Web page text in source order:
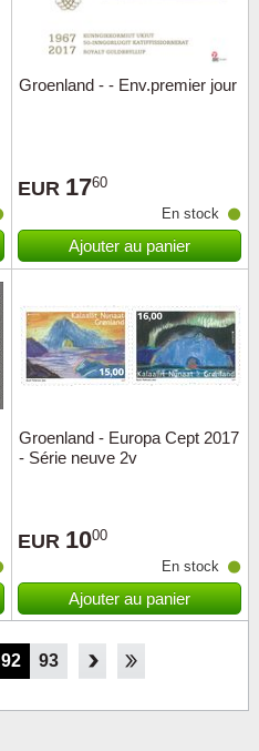
Groenland - - Env.premier jour
EUR 1760
En stock
Ajouter au panier
Groenland - Europa Cept 2017
- Série neuve 2v
EUR 1000
En stock
Ajouter au panier
92 93 94 95